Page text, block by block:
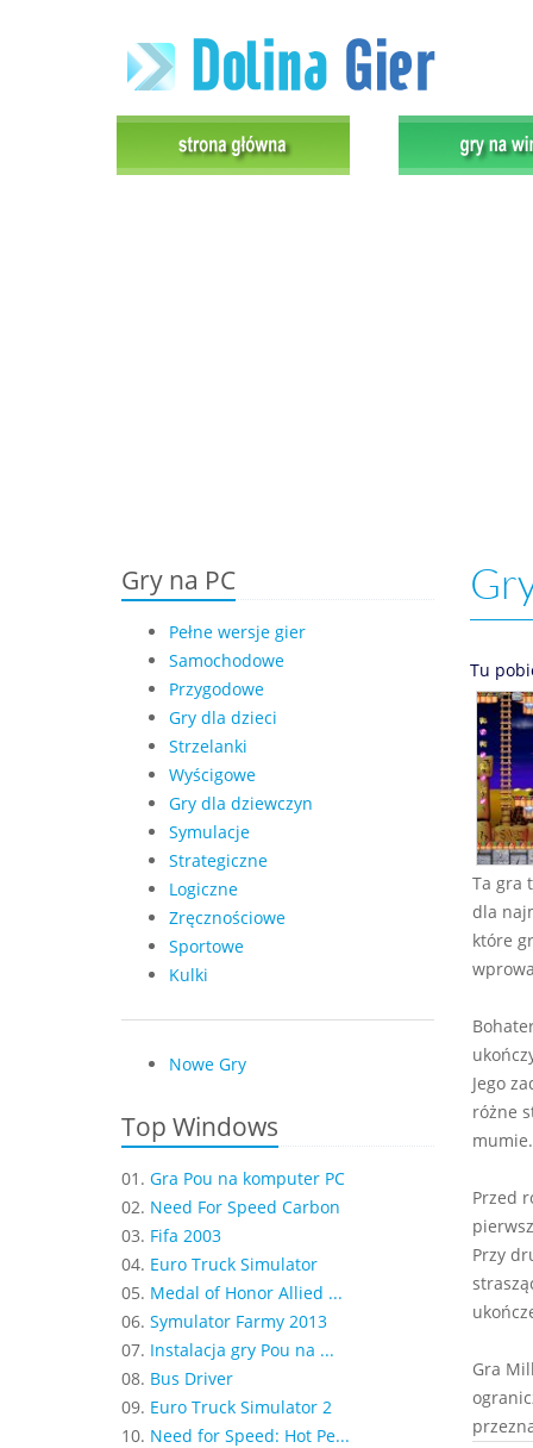
Gry na PC
Pełne wersje gier
Samochodowe
Przygodowe
Gry dla dzieci
Strzelanki
Wyścigowe
Gry dla dziewczyn
Symulacje
Strategiczne
Logiczne
Zręcznościowe
Sportowe
Kulki
Nowe Gry
Top Windows
01. Gra Pou na komputer PC
02. Need For Speed Carbon
03. Fifa 2003
04. Euro Truck Simulator
05. Medal of Honor Allied ...
06. Symulator Farmy 2013
07. Instalacja gry Pou na ...
08. Bus Driver
09. Euro Truck Simulator 2
10. Need for Speed: Hot Pe...
Tu
Ta gra
dla
które
Jego
różne
mumie.
Przed
Przy
Gra